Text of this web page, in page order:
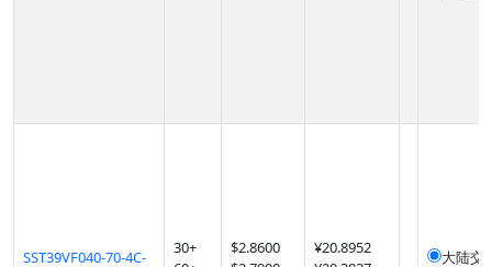
SST39VF040-70-4C-
30+
$2.8600
¥20.8952
大陆交